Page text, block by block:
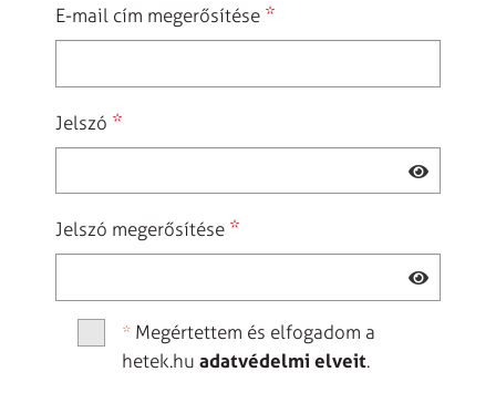
E-mail cím megerősítése *
Jelszó *
Jelszó megerősítése *
*Megértettem és elfogadom a
hetek.hu adatvédelmi elveit.